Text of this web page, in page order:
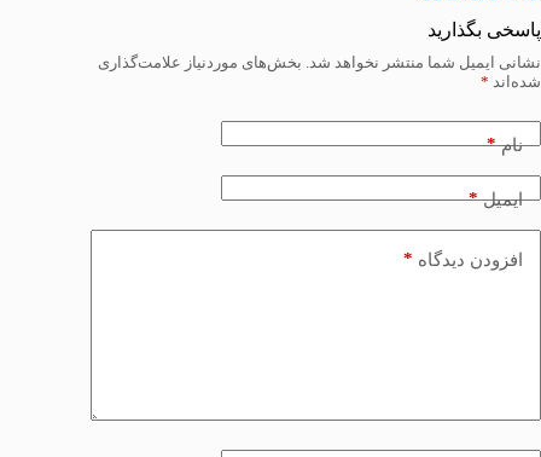
پاسخی بگذارید
نشانی ایمیل شما منتشر نخواهد شد. بخش‌های موردنیاز علامت‌گذاری
شده‌اند *
نام*
ایمیل*
افزودن دیدگاه *